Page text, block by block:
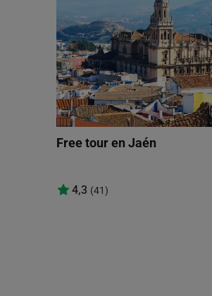
Free tour en Jaén
4,3 (41)